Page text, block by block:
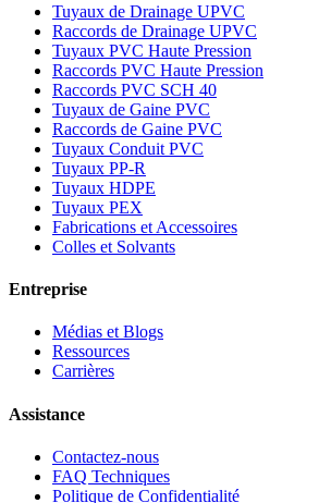
Tuyaux de Drainage UPVC
Raccords de Drainage UPVC
Tuyaux PVC Haute Pression
Raccords PVC Haute Pression
Raccords PVC SCH 40
Tuyaux de Gaine PVC
Raccords de Gaine PVC
Tuyaux Conduit PVC
Tuyaux PP-R
Tuyaux HDPE
Tuyaux PEX
Fabrications et Accessoires
Colles et Solvants
Entreprise
Médias et Blogs
Ressources
Carrières
Assistance
Contactez-nous
FAQ Techniques
Politique de Confidentialité